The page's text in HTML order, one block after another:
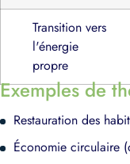
Transition vers
l'énergie
propre
Exemples de
Restauration des
Économie circulaire